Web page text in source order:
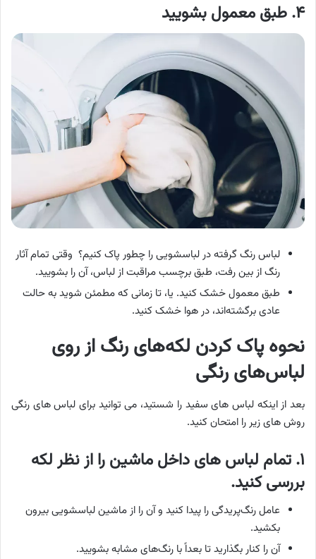
۴. طبق معمول بشویید
لباس رنگ گرفته در لباسشویی را چطور پاک کنیم؟ وقتی تمام آثار
رنگ از بین رفت، طبق برچسب مراقبت از لباس، آن را بشویید.
طبق معمول خشک کنید. یا، تا زمانی که مطمئن شوید به حالت
عادی برگشته‌اند، در هوا خشک کنید.
نحوه پاک کردن لکه‌های رنگ از روی
لباس‌های رنگی
بعد از اینکه لباس های سفید را شستید، می توانید برای لباس های رنگی
روش های زیر را امتحان کنید.
۱. تمام لباس های داخل ماشین را از نظر لکه
بررسی کنید.
عامل رنگ‌پریدگی را پیدا کنید و آن را از ماشین لباسشویی بیرون
بکشید.
آن را کنار بگذارید تا بعداً با رنگ‌های مشابه بشویید.